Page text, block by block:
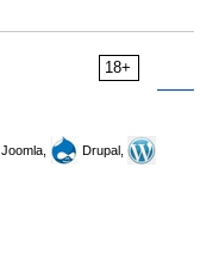
18+
Joomla,
Drupal,